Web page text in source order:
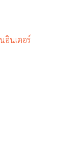
อินเตอร์